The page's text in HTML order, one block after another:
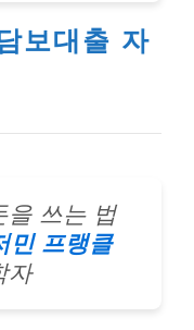
보대출 자
을 쓰는 법
민 프랭클
자